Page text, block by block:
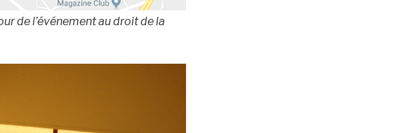
de l’événement au droit de la